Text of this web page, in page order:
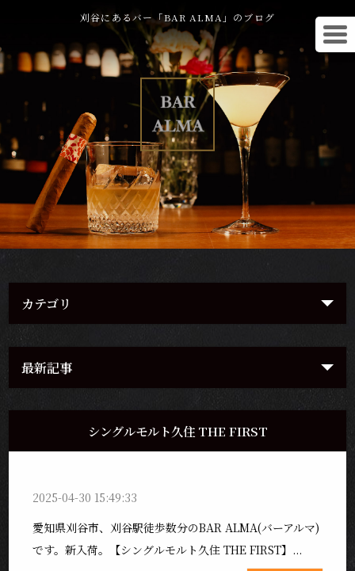
刈谷にあるバー「BAR ALMA」のブログ
カテゴリ
最新記事
シングルモルト久住 THE FIRST
2025-04-30 15:49:33
愛知県刈谷市、刈谷駅徒歩数分のBAR ALMA(バーアルマ)
です。新入荷。【シングルモルト久住 THE FIRST】...